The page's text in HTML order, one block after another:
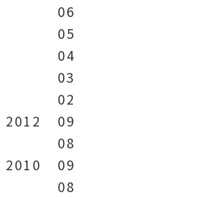
06
05
04
03
02
2012
09
08
2010
09
08